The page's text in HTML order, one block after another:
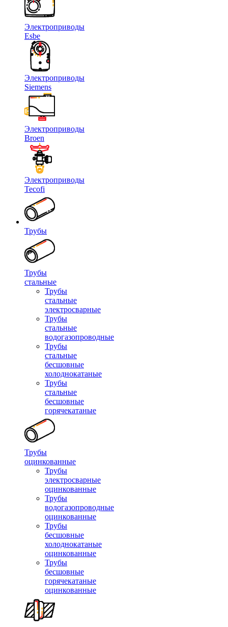
Электроприводы
Esbe
Электроприводы
Siemens
Электроприводы
Broen
Электроприводы
Tecofi
Трубы
Трубы
стальные
Трубы
стальные
электросварные
Трубы
стальные
водогазопроводные
Трубы
стальные
бесшовные
холоднокатаные
Трубы
стальные
бесшовные
горячекатаные
Трубы
оцинкованные
Трубы
электросварные
оцинкованные
Трубы
водогазопроводные
оцинкованные
Трубы
бесшовные
холоднокатаные
оцинкованные
Трубы
бесшовные
горячекатаные
оцинкованные